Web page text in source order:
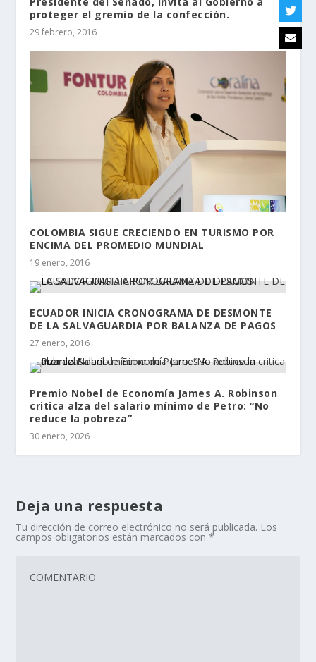
proteger el gremio de la confección.
29 febrero, 2016
COLOMBIA SIGUE CRECIENDO EN TURISMO POR
ENCIMA DEL PROMEDIO MUNDIAL
19 enero, 2016
ECUADOR INICIA CRONOGRAMA DE DESMONTE
DE LA SALVAGUARDIA POR BALANZA DE PAGOS
27 enero, 2016
Premio Nobel de Economía James A. Robinson
critica alza del salario mínimo de Petro: “No
reduce la pobreza”
30 enero, 2026
Deja una respuesta
Tu dirección de correo electrónico no será publicada. Los
campos obligatorios están marcados con*